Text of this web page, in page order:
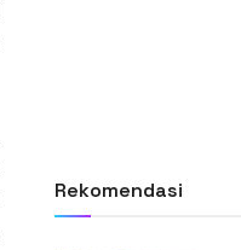
Rekomendasi